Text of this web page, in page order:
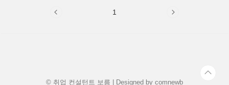
행동요령과 "지하공간 이용 시 행동요령"으로
1
© 취업 컨설턴트 보름 | Designed by comnewb